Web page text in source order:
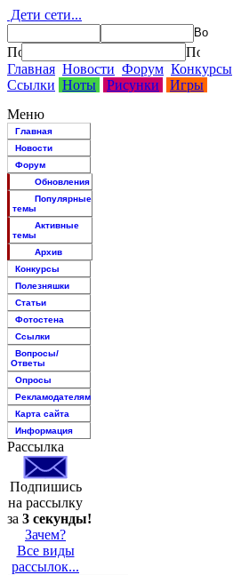
Дети сети...
Главная Новости Форум Конкурсы
Ссылки Ноты Рисунки
Игры
Меню
Главная
Новости
Форум
Обновления
Популярные
темы
Активные
темы
Архив
Конкурсы
Полезняшки
Статьи
Фотостена
Ссылки
Вопросы/
Ответы
Опросы
Рекламодателям
Карта сайта
Информация
Рассылка
Подпишись
на рассылку
за 3 секунды!
Зачем?
Все виды
рассылок...